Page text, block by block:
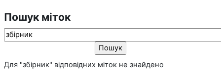
Пошук міток
Пошук міток
Для "збірник" відповідних міток не знайдено